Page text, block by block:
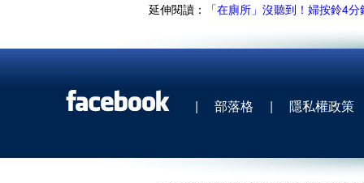
延伸閱讀： 「在廁所」沒聽到！婦按鈴4
| 部落格 | 隱私權政策